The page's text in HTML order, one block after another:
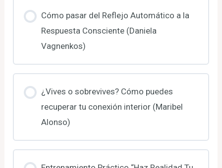
Cómo pasar del Reflejo Automático a la
Respuesta Consciente (Daniela
Vagnenkos)
¿Vives o sobrevives? Cómo puedes
recuperar tu conexión interior (Maribel
Alonso)